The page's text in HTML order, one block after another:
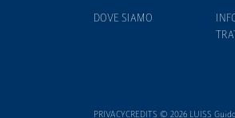
DOVE SIAMO
PRIVACYCREDITS © 2026 LUISS